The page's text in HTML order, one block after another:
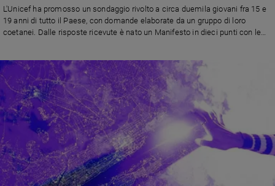
L'Unicef ha promosso un sondaggio rivolto a circa duemila giovani fra 15 e
19 anni di tutto il Paese, con domande elaborate da un gruppo di loro
coetanei. Dalle risposte ricevute è nato un Manifesto in dieci punti con le